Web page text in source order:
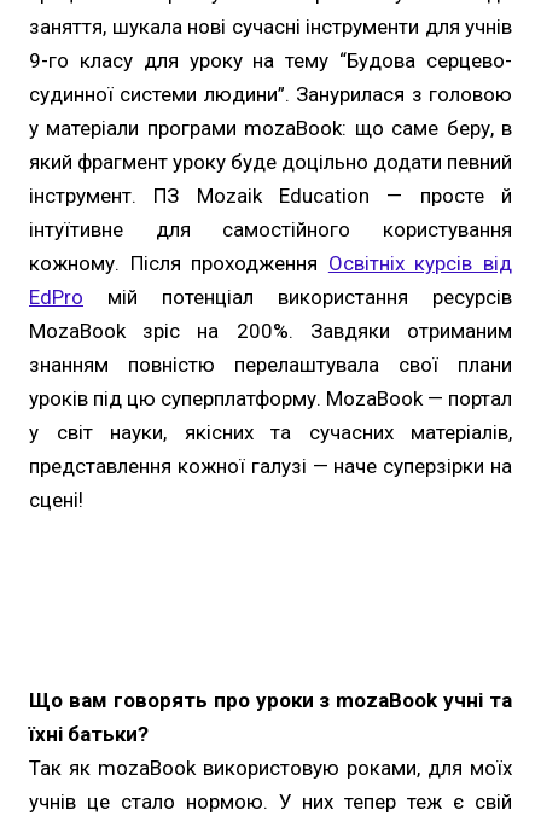
заняття, шукала нові сучасні інструменти для учнів
9-го класу для уроку на тему “Будова серцево-
судинної системи людини”. Занурилася з головою
у матеріали програми mozaBook: що саме беру, в
який фрагмент уроку буде доцільно додати певний
інструмент. ПЗ Mozaik Education — просте й
інтуїтивне для самостійного користування
кожному. Після проходження Освітніх курсів від
EdPro мій потенціал використання ресурсів
MozaBook зріс на 200%. Завдяки отриманим
знанням повністю перелаштувала свої плани
уроків під цю суперплатформу. MozaBook — портал
у світ науки, якісних та сучасних матеріалів,
представлення кожної галузі — наче суперзірки на
сцені!
Що вам говорять про уроки з mozaBook учні та
їхні батьки?
Так як mozaBook використовую роками, для моїх
учнів це стало нормою. У них тепер теж є свій